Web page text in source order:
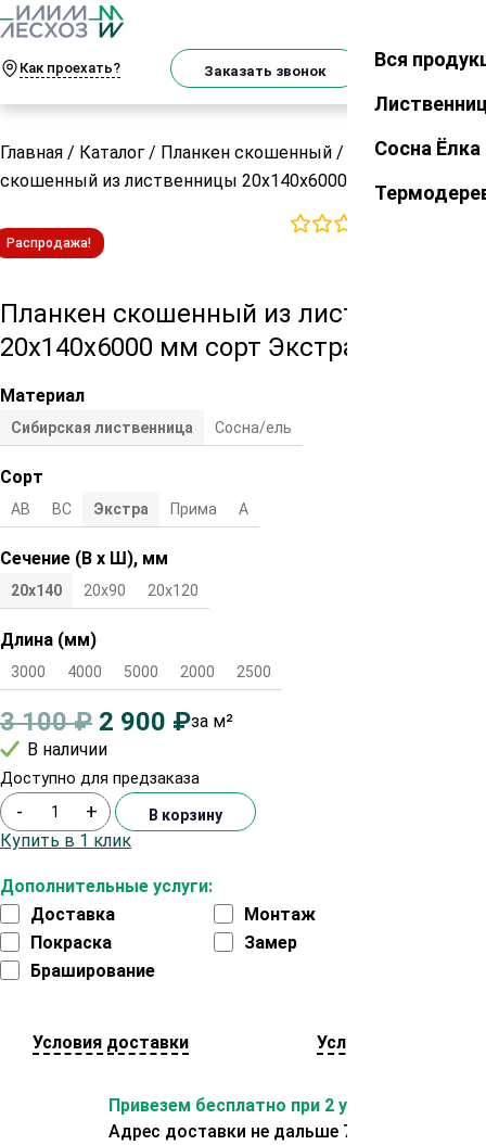
Как проехать? Заказать звонок Закрыть
Вся
Сосна Ёлка
Главная / Каталог / Планкен скошенный /
Планкен
скошенный из лиственницы 20х140х6000 мм сорт Экстра
Распродажа!
Планкен скошенный из лиственницы
20х140х6000 мм сорт Экстра
Материал
Сибирская лиственница Сосна/ель
Сорт
АВ ВС Экстра Прима А
Сечение (В х Ш), мм
20х140 20х90 20х120
Длина (мм)
3000 4000 5000 2000 2500
3 100₽ 2 900 ₽за м²
В наличии
Доступно для предзаказа
Дополнительные услуги:
Доставка
Монтаж
Покраска
Замер
Браширование
- + В корзину
Купить в 1 клик
Условия доставки Условия оплаты
Привезем бесплатно при 2 условиях:
Адрес доставки не дальше 70 км от склада.